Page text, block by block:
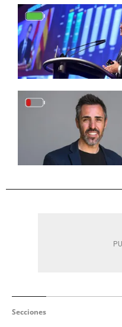
Secciones